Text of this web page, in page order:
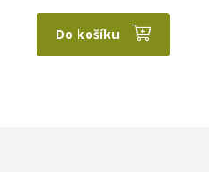
Do košíku